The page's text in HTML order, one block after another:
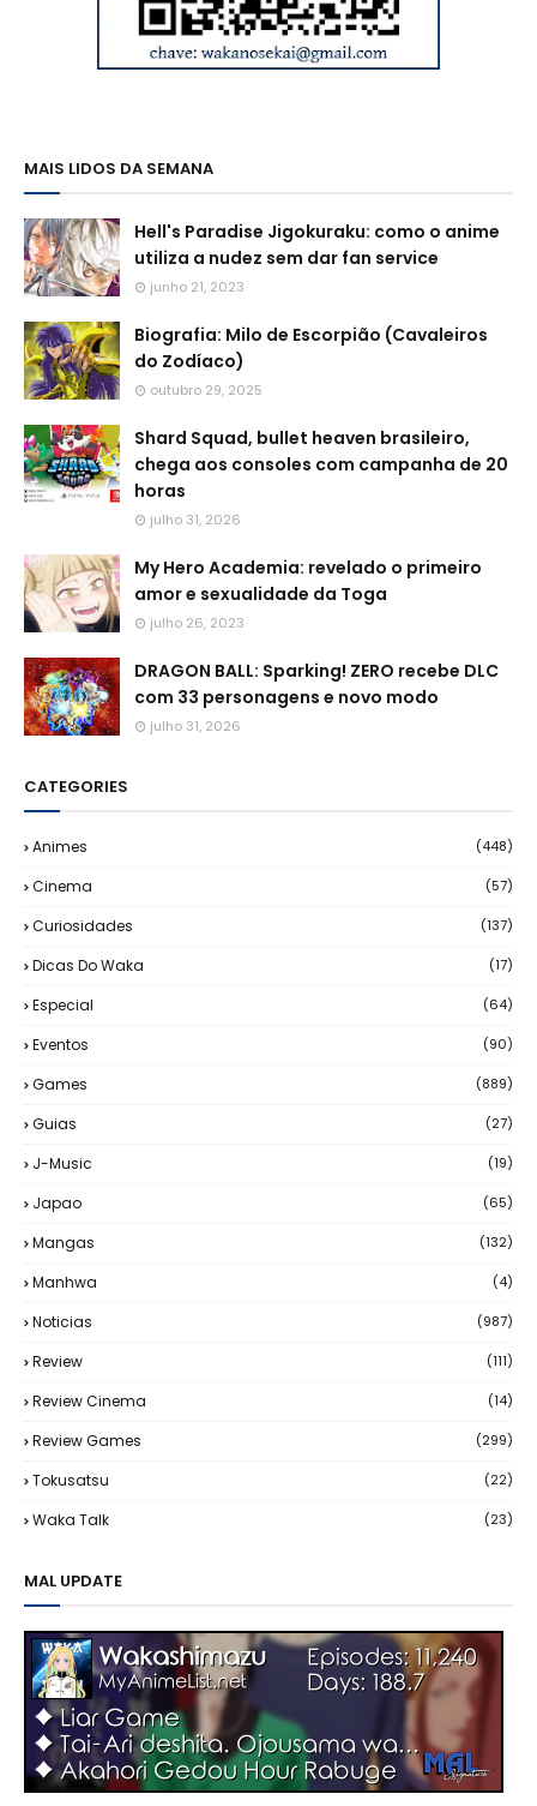
MAIS LIDOS DA SEMANA
Hell's Paradise Jigokuraku: como o anime
utiliza a nudez sem dar fan service
junho 21, 2023
Biografia: Milo de Escorpião (Cavaleiros
do Zodíaco)
outubro 29, 2025
Shard Squad, bullet heaven brasileiro,
chega aos consoles com campanha de 20
horas
julho 31, 2026
My Hero Academia: revelado o primeiro
amor e sexualidade da Toga
julho 26, 2023
DRAGON BALL: Sparking! ZERO recebe DLC
com 33 personagens e novo modo
julho 31, 2026
CATEGORIES
Animes (448)
Cinema (57)
Curiosidades (137)
Dicas Do Waka (17)
Especial (64)
Eventos (90)
Games (889)
Guias (27)
J-Music (19)
Japao (65)
Mangas (132)
Manhwa (4)
Noticias (987)
Review (111)
Review Cinema (14)
Review Games (299)
Tokusatsu (22)
Waka Talk (23)
MAL UPDATE